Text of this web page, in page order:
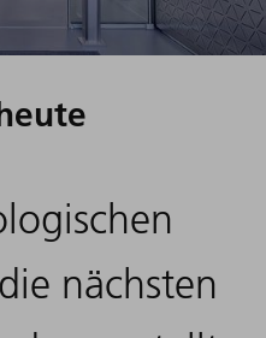
nächsten